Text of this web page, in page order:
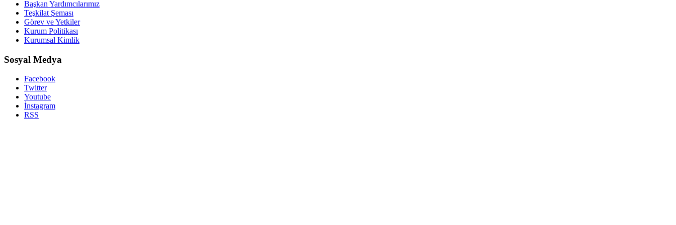
Başkan Yardımcılarımız
Teşkilat Şeması
Görev ve Yetkiler
Kurum Politikası
Kurumsal Kimlik
Sosyal Medya
Facebook
Twitter
Youtube
İnstagram
RSS